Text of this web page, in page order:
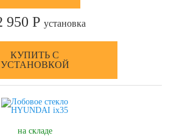
950 Р установка
КУПИТЬ С
УСТАНОВКОЙ
на складе